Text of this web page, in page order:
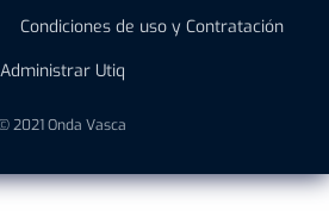
Condiciones de uso y Contratación
Administrar Utiq
2021 Onda Vasca